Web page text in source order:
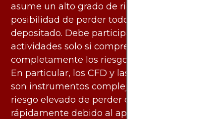
asume un alto grado de riesgo. Existe la
posibilidad de perder todo el capital
depositado. Debe participar en estas
actividades solo si comprende
completamente los riesgos asociados.
En particular, los CFD y las criptomonedas
son instrumentos complejos y conllevan un
riesgo elevado de perder dinero
rápidamente debido al apalancamiento.